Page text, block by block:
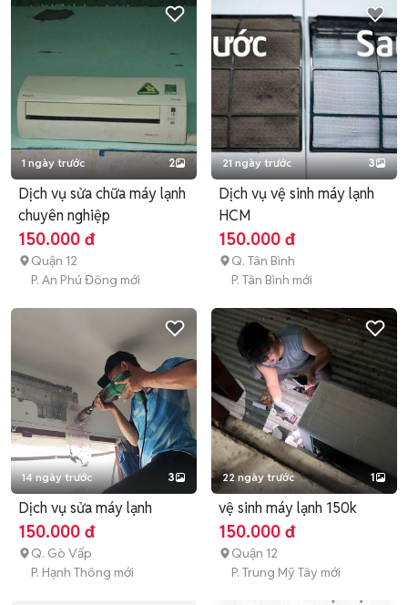
1 ngày trước 2
Dịch vụ sửa chữa máy lạnh
chuyên nghiệp
150.000 đ
Quận 12
P. An Phú Đông mới
21 ngày trước 3
Dịch vụ vệ sinh máy lạnh
HCM
150.000 đ
Q. Tân Bình
P. Tân Bình mới
14 ngày trước 3
Dịch vụ sửa máy lạnh
150.000 đ
Q. Gò Vấp
P. Hạnh Thông mới
22 ngày trước 1
vệ sinh máy lạnh 150k
150.000 đ
Quận 12
P. Trung Mỹ Tây mới